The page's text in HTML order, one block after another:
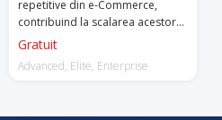
repetitive din e-Commerce,
contribuind la scalarea acestor
afaceri online.
Gratuit
Advanced, Elite, Enterprise